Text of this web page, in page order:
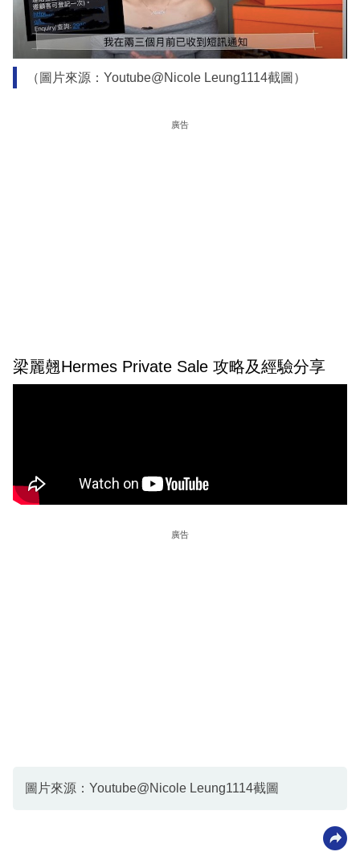
（圖片來源：Youtube@Nicole Leung1114截圖）
廣告
梁麗翹Hermes Private Sale 攻略及經驗分享
廣告
圖片來源：Youtube@Nicole Leung1114截圖